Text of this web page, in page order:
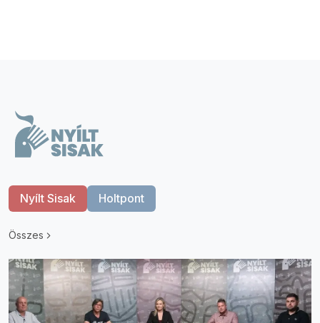
Nyílt Sisak Holtpont
Összes